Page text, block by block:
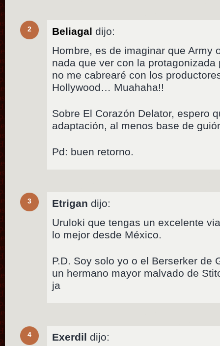
2 Beliagal dijo:
Hombre, es de imaginar que Army
nada que ver con la
no me cabrearé con los
Hollywood… Muahaha!!
Sobre El Corazón Delator, espero
adaptación, al menos base de
Pd: buen retorno.
3 Etrigan dijo:
Uruloki que tengas un excelente
lo mejor desde México.
P.D. Soy solo yo o el Berserker de
un hermano mayor malvado de
ja
4 Exerdil dijo: